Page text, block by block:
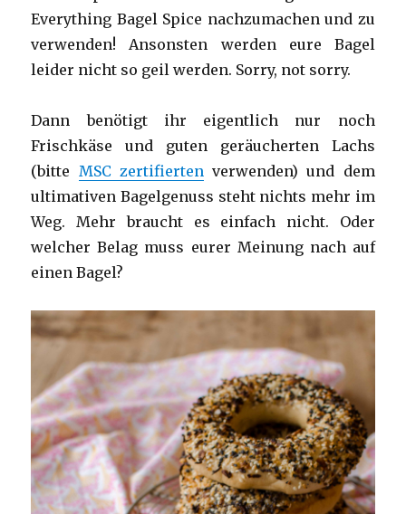
Everything Bagel Spice nachzumachen und zu
verwenden! Ansonsten werden eure Bagel
leider nicht so geil werden. Sorry, not sorry.
Dann benötigt ihr eigentlich nur noch
Frischkäse und guten geräucherten Lachs
(bitte MSC zertifiertenverwenden) und dem
ultimativen Bagelgenuss steht nichts mehr im
Weg. Mehr braucht es einfach nicht. Oder
welcher Belag muss eurer Meinung nach auf
einen Bagel?